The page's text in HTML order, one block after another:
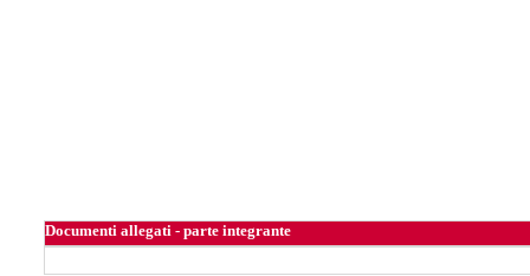
Documenti allegati - parte integrante